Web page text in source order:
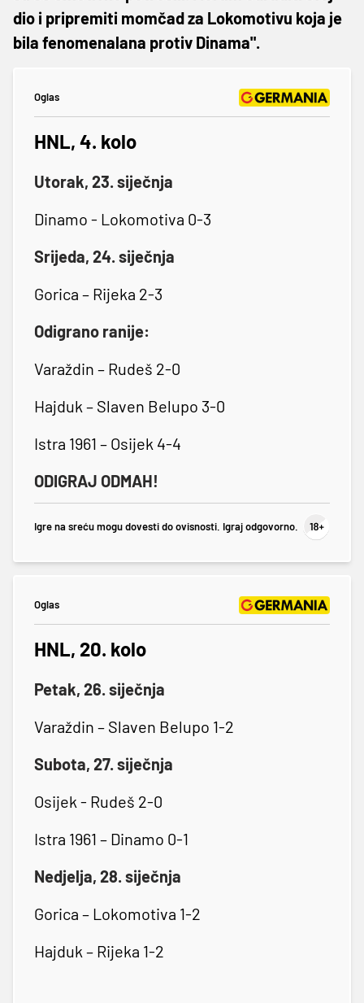
dio i pripremiti momčad za Lokomotivu koja je
bila fenomenalana protiv Dinama".
Oglas
HNL, 4. kolo
Utorak, 23. siječnja
Dinamo - Lokomotiva 0-3
Srijeda, 24. siječnja
Gorica – Rijeka 2-3
Odigrano ranije:
Varaždin – Rudeš 2-0
Hajduk – Slaven Belupo 3-0
Istra 1961 – Osijek 4-4
ODIGRAJ ODMAH!
Igre na sreću mogu dovesti do ovisnosti. Igraj odgovorno.
Oglas
HNL, 20. kolo
Petak, 26. siječnja
Varaždin – Slaven Belupo 1-2
Subota, 27. siječnja
Osijek - Rudeš 2-0
Istra 1961 – Dinamo 0-1
Nedjelja, 28. siječnja
Gorica – Lokomotiva 1-2
Hajduk – Rijeka 1-2